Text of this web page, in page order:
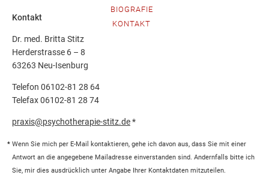
BIOGRAFIE
KONTAKT
Kontakt
Dr. med. Britta Stitz
Herderstrasse 6 – 8
63263 Neu-Isenburg
Telefon 06102-81 28 64
Telefax 06102-81 28 74
praxis@psychotherapie-stitz.de*
* Wenn Sie mich per E-Mail kontaktieren, gehe ich davon aus, dass Sie mit einer
Antwort an die angegebene Mailadresse einverstanden sind. Andernfalls bitte ich
Sie, mir dies ausdrücklich unter Angabe Ihrer Kontaktdaten mitzuteilen.